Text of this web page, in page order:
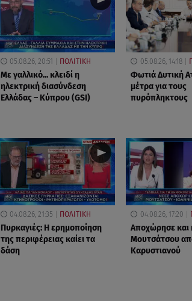
05.08.26, 20:51 ΠΟΛΙΤΙΚΗ
Με γαλλικό... κλειδί η
ηλεκτρική διασύνδεση
Ελλάδας – Κύπρου (GSI)
05.08.26, 14:18
Φωτιά Δυτική
μέτρα για τους
πυρόπληκτους
04.08.26, 21:35 ΠΟΛΙΤΙΚΗ
Πυρκαγιές: Η ερημοποίηση
της περιφέρειας καίει τα
δάση
04.08.26, 17:20
Αποχώρησε και
Μουτσάτσου
Καρυστιανού